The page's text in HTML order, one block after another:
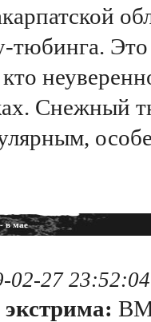
тюбинга. Это
Снежный
в мае
02-27 23:52:04